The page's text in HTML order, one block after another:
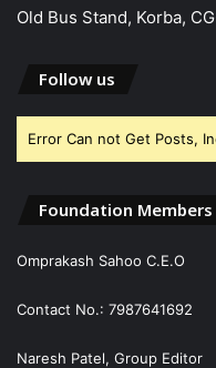
Old Bus Stand, Korba,
Follow us
Error Can not Get Posts,
Foundation Members
Omprakash Sahoo C.E.O
Contact No.: 7987641692
Naresh Patel, Group Editor